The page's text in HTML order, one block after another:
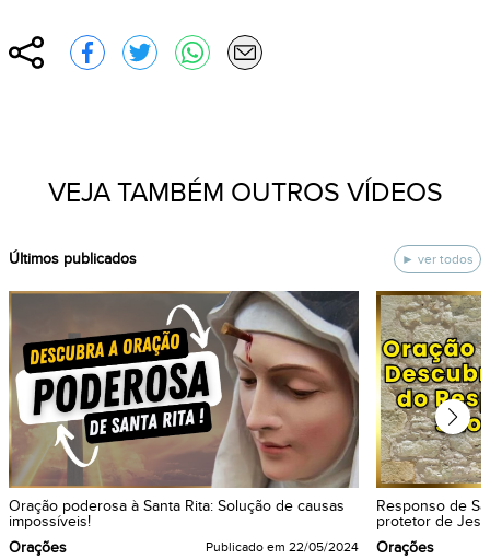
Compartilhar
Compartilhar no Facebook
Compartilhar no Twitter
Compartilhar no WhatsApp
Enviar por e-mail
VEJA TAMBÉM OUTROS VÍDEOS
ÚItimos publicados ver todos
Oração poderosa à Santa Rita: Solução de causas
impossíveis!
Orações
Publicado em 22/05/2024
Responso de
protetor de
Orações